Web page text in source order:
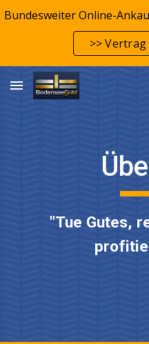
>>
"Tue Gutes,